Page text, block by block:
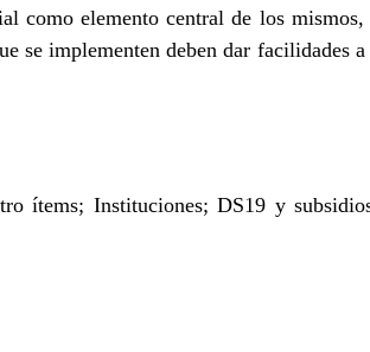
como elemento central de los mismos,
se implementen deben dar facilidades a
ítems; Instituciones; DS19 y